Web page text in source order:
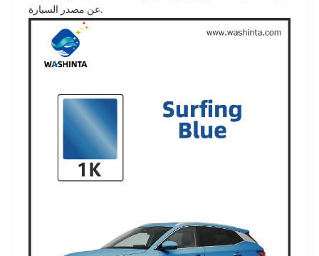
عن مصدر السيارة.